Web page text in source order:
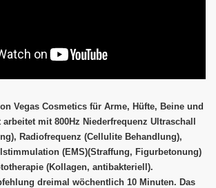
Vegas Cosmetics für Arme, Hüfte, Beine und
arbeitet mit 800Hz Niederfrequenz Ultraschall
Radiofrequenz (Cellulite Behandlung),
(EMS)(Straffung, Figurbetonung)
(Kollagen, antibakteriell).
dreimal wöchentlich 10 Minuten. Das